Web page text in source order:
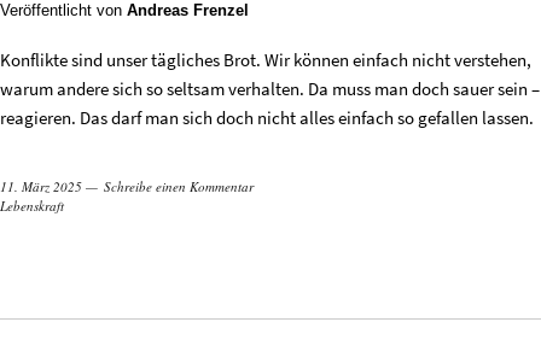
Veröffentlicht von Andreas Frenzel
Konflikte sind unser tägliches Brot. Wir können einfach nicht verstehen,
warum andere sich so seltsam verhalten. Da muss man doch sauer sein –
reagieren. Das darf man sich doch nicht alles einfach so gefallen lassen.
11. März 2025
Schreibe einen Kommentar
Lebenskraft